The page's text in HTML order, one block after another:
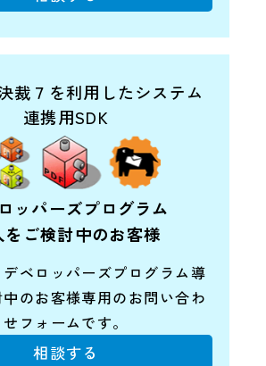
裁７を利用したシステム
連携用SDK
ッパーズプログラム
をご検討中のお客様
デベロッパーズプログラム導
中のお客様専用のお問い合わ
せフォームです。
相談する